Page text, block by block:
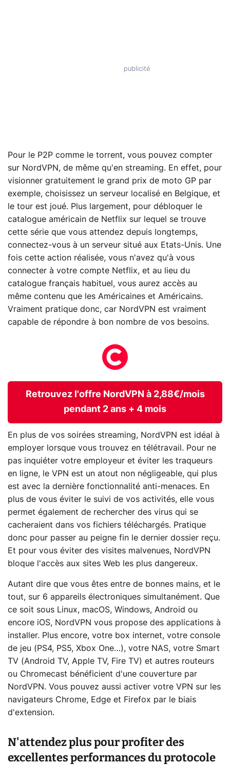
Pour le P2P comme le torrent, vous pouvez compter
sur NordVPN, de même qu'en streaming. En effet, pour
visionner gratuitement le grand prix de moto GP par
exemple, choisissez un serveur localisé en Belgique, et
le tour est joué. Plus largement, pour débloquer le
catalogue américain de Netflix sur lequel se trouve
cette série que vous attendez depuis longtemps,
connectez-vous à un serveur situé aux Etats-Unis. Une
fois cette action réalisée, vous n'avez qu'à vous
connecter à votre compte Netflix, et au lieu du
catalogue français habituel, vous aurez accès au
même contenu que les Américaines et Américains.
Vraiment pratique donc, car NordVPN est vraiment
capable de répondre à bon nombre de vos besoins.
Retrouvez l'offre NordVPN à 2,88€/mois
pendant 2 ans + 4 mois
En plus de vos soirées streaming, NordVPN est idéal à
employer lorsque vous trouvez en télétravail. Pour ne
pas inquiéter votre employeur et éviter les traqueurs
en ligne, le VPN est un atout non négligeable, qui plus
est avec la dernière fonctionnalité anti-menaces. En
plus de vous éviter le suivi de vos activités, elle vous
permet également de rechercher des virus qui se
cacheraient dans vos fichiers téléchargés. Pratique
donc pour passer au peigne fin le dernier dossier reçu.
Et pour vous éviter des visites malvenues, NordVPN
bloque l'accès aux sites Web les plus dangereux.
Autant dire que vous êtes entre de bonnes mains, et le
tout, sur 6 appareils électroniques simultanément. Que
ce soit sous Linux, macOS, Windows, Android ou
encore iOS, NordVPN vous propose des applications à
installer. Plus encore, votre box internet, votre console
de jeu (PS4, PS5, Xbox One…), votre NAS, votre Smart
TV (Android TV, Apple TV, Fire TV) et autres routeurs
ou Chromecast bénéficient d'une couverture par
NordVPN. Vous pouvez aussi activer votre VPN sur les
navigateurs Chrome, Edge et Firefox par le biais
d'extension.
N'attendez plus pour profiter des
excellentes performances du protocole